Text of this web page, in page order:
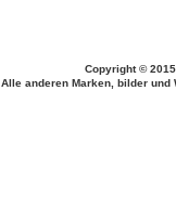
Copyright ©
Alle anderen Marken, bilder und